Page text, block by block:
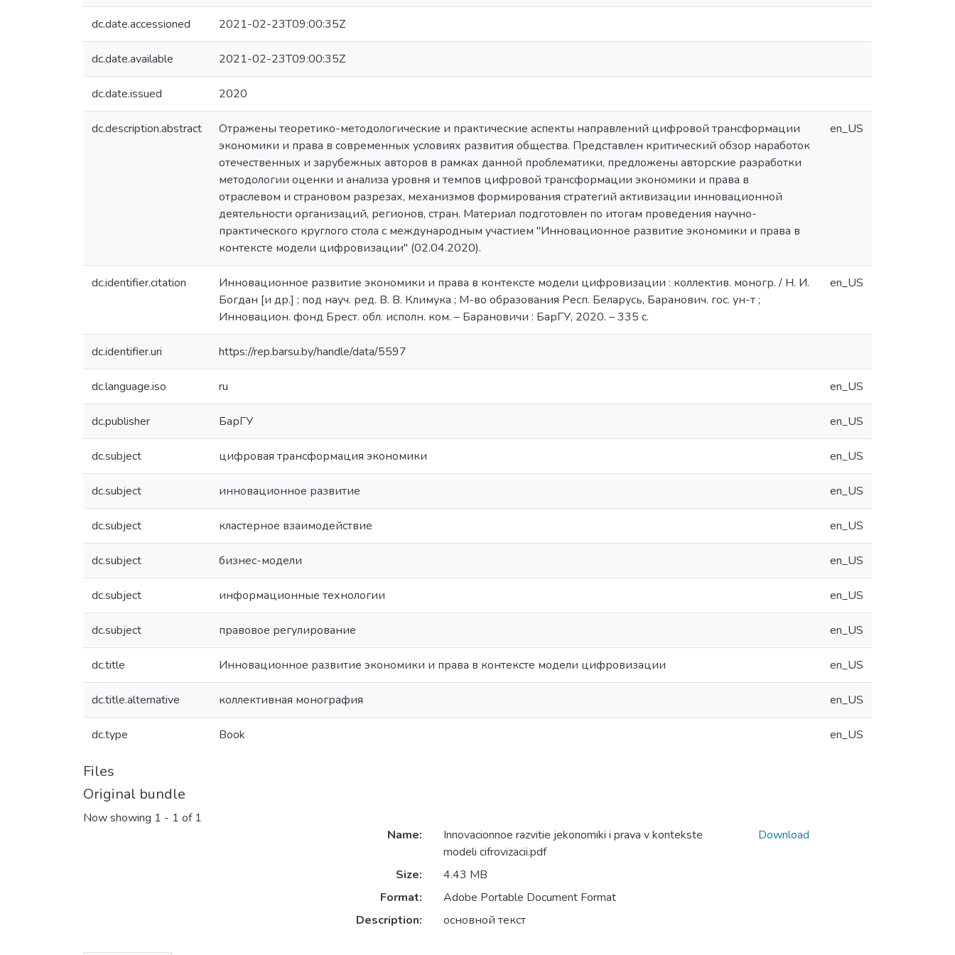
dc.date.accessioned 2021-02-23T09:00:35Z
dc.date.available 2021-02-23T09:00:35Z
dc.date.issued 2020
dc.description.abstract
Отражены теоретико-методологические и практические аспекты направлений цифровой трансформации
экономики и права в современных условиях развития общества. Представлен критический обзор наработок
отечественных и зарубежных авторов в рамках данной проблематики, предложены авторские разработки
методологии оценки и анализа уровня и темпов цифровой трансформации экономики и права в
отраслевом и страновом разрезах, механизмов формирования стратегий активизации инновационной
деятельности организаций, регионов, стран. Материал подготовлен по итогам проведения научно-
практического круглого стола с международным участием "Инновационное развитие экономики и права в
контексте модели цифровизации" (02.04.2020).
en_US
dc.identifier.citation
Инновационное развитие экономики и права в контексте модели цифровизации : коллектив. моногр. / Н. И.
Богдан [и др.] ; под науч. ред. В. В. Климука ; М-во образования Респ. Беларусь, Баранович. гос. ун-т ;
Инновацион. фонд Брест. обл. исполн. ком. – Барановичи : БарГУ, 2020. – 335 с.
en_US
dc.identifier.uri https://rep.barsu.by/handle/data/5597
dc.language.iso ru en_US
dc.publisher БарГУ en_US
dc.subject цифровая трансформация экономики en_US
dc.subject инновационное развитие en_US
dc.subject кластерное взаимодействие en_US
dc.subject бизнес-модели en_US
dc.subject информационные технологии en_US
dc.subject правовое регулирование en_US
dc.title Инновационное развитие экономики и права в контексте модели цифровизации en_US
dc.title.alternative коллективная монография en_US
dc.type Book en_US
Files
Original bundle
Now showing 1 - 1 of 1
Name:
Innovacionnoe razvitie jekonomiki i prava v kontekste
modeli cifrovizacii.pdf
Size:
4.43 MB
Format:
Adobe Portable Document Format
Description:
основной текст
Download